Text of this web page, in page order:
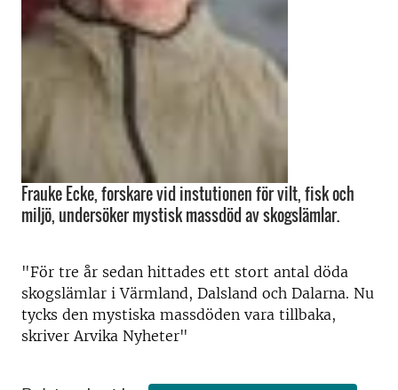
Frauke Ecke, forskare vid instutionen för vilt, fisk och
miljö, undersöker mystisk massdöd av skogslämlar.
"För tre år sedan hittades ett stort antal döda
skogslämlar i Värmland, Dalsland och Dalarna. Nu
tycks den mystiska massdöden vara tillbaka,
skriver Arvika Nyheter"